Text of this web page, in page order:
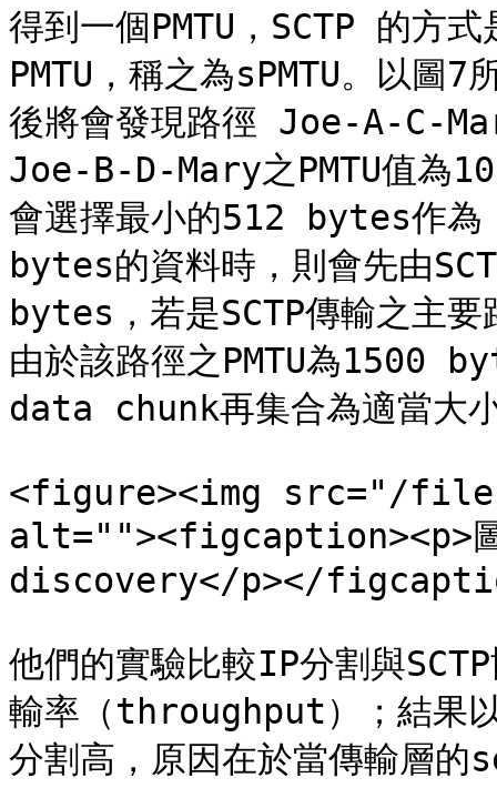
得到一個PMTU，SCTP 的方
PMTU，稱之為sPMTU。以
後將會發現路徑 Joe-A-C-
Joe-B-D-Mary之PMTU值為
會選擇最小的512 bytes作為
bytes的資料時，則會先由
bytes，若是SCTP傳輸之主
由於該路徑之PMTU為1500
data chunk再集合為適當大
<figure><img src="/files/
alt=""><figcaption><p>圖
discovery</p></
他們的實驗比較IP分割與
輸率（throughput）；結果
分割高，原因在於當傳輸層